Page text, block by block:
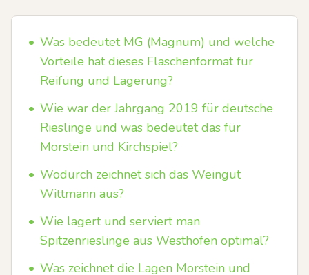
• Was bedeutet MG (Magnum) und welche
Vorteile hat dieses Flaschenformat für
Reifung und Lagerung?
• Wie war der Jahrgang 2019 für deutsche
Rieslinge und was bedeutet das für
Morstein und Kirchspiel?
• Wodurch zeichnet sich das Weingut
Wittmann aus?
• Wie lagert und serviert man
Spitzenrieslinge aus Westhofen optimal?
• Was zeichnet die Lagen Morstein und